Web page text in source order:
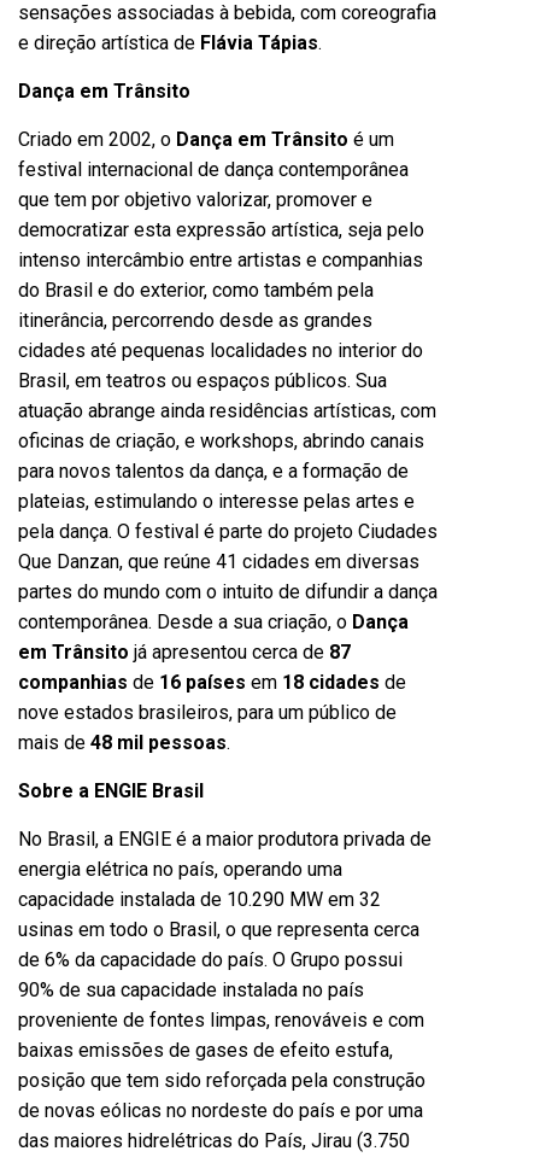
sensações associadas à bebida, com coreografia
e direção artística de Flávia Tápias.
Dança em Trânsito
Criado em 2002, o Dança em Trânsito é um
festival internacional de dança contemporânea
que tem por objetivo valorizar, promover e
democratizar esta expressão artística, seja pelo
intenso intercâmbio entre artistas e companhias
do Brasil e do exterior, como também pela
itinerância, percorrendo desde as grandes
cidades até pequenas localidades no interior do
Brasil, em teatros ou espaços públicos. Sua
atuação abrange ainda residências artísticas, com
oficinas de criação, e workshops, abrindo canais
para novos talentos da dança, e a formação de
plateias, estimulando o interesse pelas artes e
pela dança. O festival é parte do projeto Ciudades
Que Danzan, que reúne 41 cidades em diversas
partes do mundo com o intuito de difundir a dança
contemporânea. Desde a sua criação, o Dança
em Trânsito já apresentou cerca de 87
companhias de 16 países em 18 cidades de
nove estados brasileiros, para um público de
mais de 48 mil pessoas.
Sobre a ENGIE Brasil
No Brasil, a ENGIE é a maior produtora privada de
energia elétrica no país, operando uma
capacidade instalada de 10.290 MW em 32
usinas em todo o Brasil, o que representa cerca
de 6% da capacidade do país. O Grupo possui
90% de sua capacidade instalada no país
proveniente de fontes limpas, renováveis e com
baixas emissões de gases de efeito estufa,
posição que tem sido reforçada pela construção
de novas eólicas no nordeste do país e por uma
das maiores hidrelétricas do País, Jirau (3.750